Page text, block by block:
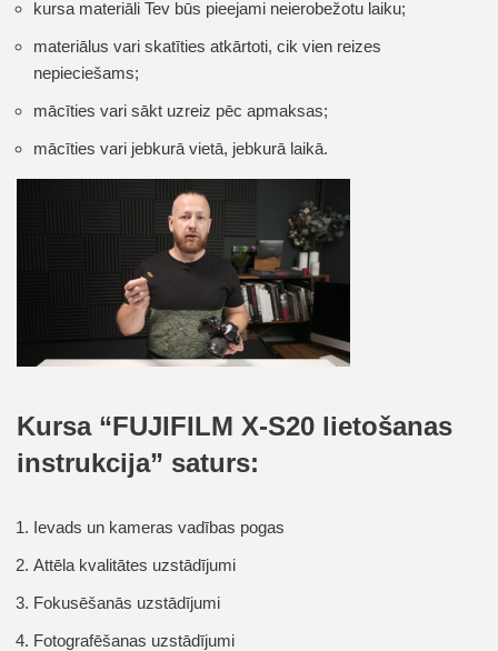
kursa materiāli Tev būs pieejami neierobežotu laiku;
materiālus vari skatīties atkārtoti, cik vien reizes
nepieciešams;
mācīties vari sākt uzreiz pēc apmaksas;
mācīties vari jebkurā vietā, jebkurā laikā.
Kursa “FUJIFILM X-S20 lietošanas
instrukcija” saturs:
Ievads un kameras vadības pogas
Attēla kvalitātes uzstādījumi
Fokusēšanās uzstādījumi
Fotografēšanas uzstādījumi